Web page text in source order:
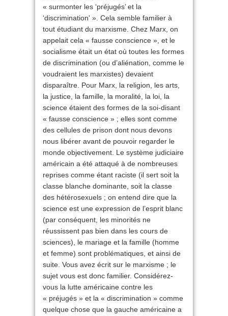
« surmonter les ‘préjugés’ et la
‘discrimination' ». Cela semble familier à
tout étudiant du marxisme. Chez Marx, on
appelait cela « fausse conscience », et le
socialisme était un état où toutes les formes
de discrimination (ou d’aliénation, comme le
voudraient les marxistes) devaient
disparaître. Pour Marx, la religion, les arts,
la justice, la famille, la moralité, la loi, la
science étaient des formes de la soi-disant
« fausse conscience » ; elles sont comme
des cellules de prison dont nous devons
nous libérer avant de pouvoir regarder le
monde objectivement. Le système judiciaire
américain a été attaqué à de nombreuses
reprises comme étant raciste (il sert soit la
classe blanche dominante, soit la classe
des hétérosexuels ; on entend dire que la
science est une expression de l’esprit blanc
(par conséquent, les minorités ne
réussissent pas bien dans les cours de
sciences), le mariage et la famille (homme
et femme) sont problématiques, et ainsi de
suite. Vous avez écrit sur le marxisme ; le
sujet vous est donc familier. Considérez-
vous la lutte américaine contre les
« préjugés » et la « discrimination » comme
quelque chose que la gauche américaine a